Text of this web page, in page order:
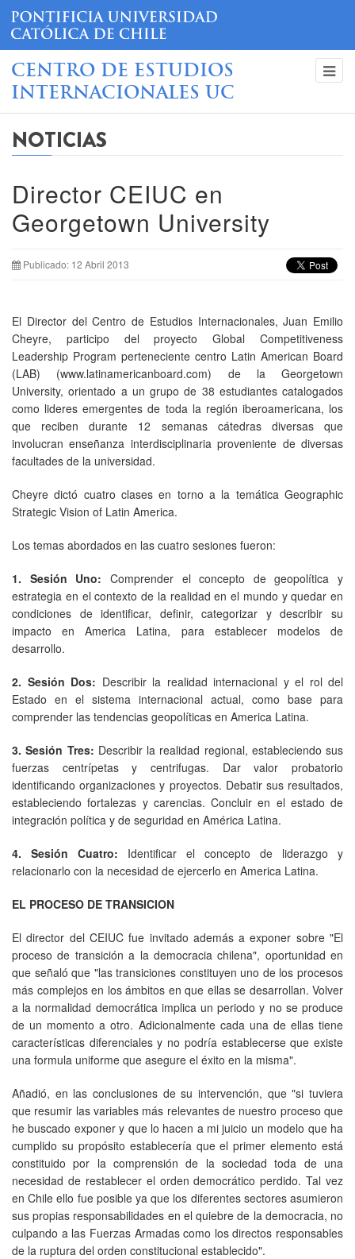
CENTRO DE ESTUDIOS
INTERNACIONALES UC
NOTICIAS
Director CEIUC en
Georgetown University
Publicado: 12 Abril 2013
El Director del Centro de Estudios Internacionales, Juan Emilio
Cheyre, participo del proyecto Global Competitiveness
Leadership Program perteneciente centro Latin American Board
(LAB) (www.latinamericanboard.com) de la Georgetown
University, orientado a un grupo de 38 estudiantes catalogados
como lideres emergentes de toda la región iberoamericana, los
que reciben durante 12 semanas cátedras diversas que
involucran enseñanza interdisciplinaria proveniente de diversas
facultades de la universidad.
Cheyre dictó cuatro clases en torno a la temática Geographic
Strategic Vision of Latin America.
Los temas abordados en las cuatro sesiones fueron:
1. Sesión Uno: Comprender el concepto de geopolítica y
estrategia en el contexto de la realidad en el mundo y quedar en
condiciones de identificar, definir, categorizar y describir su
impacto en America Latina, para establecer modelos de
desarrollo.
2. Sesión Dos: Describir la realidad internacional y el rol del
Estado en el sistema internacional actual, como base para
comprender las tendencias geopolíticas en America Latina.
3. Sesión Tres: Describir la realidad regional, estableciendo sus
fuerzas centrípetas y centrifugas. Dar valor probatorio
identificando organizaciones y proyectos. Debatir sus resultados,
estableciendo fortalezas y carencias. Concluir en el estado de
integración política y de seguridad en América Latina.
4. Sesión Cuatro: Identificar el concepto de liderazgo y
relacionarlo con la necesidad de ejercerlo en America Latina.
EL PROCESO DE TRANSICION
El director del CEIUC fue invitado además a exponer sobre "El
proceso de transición a la democracia chilena", oportunidad en
que señaló que "las transiciones constituyen uno de los procesos
más complejos en los ámbitos en que ellas se desarrollan. Volver
a la normalidad democrática implica un periodo y no se produce
de un momento a otro. Adicionalmente cada una de ellas tiene
características diferenciales y no podría establecerse que existe
una formula uniforme que asegure el éxito en la misma".
Añadió, en las conclusiones de su intervención, que "si tuviera
que resumir las variables más relevantes de nuestro proceso que
he buscado exponer y que lo hacen a mi juicio un modelo que ha
cumplido su propósito establecería que el primer elemento está
constituido por la comprensión de la sociedad toda de una
necesidad de restablecer el orden democrático perdido. Tal vez
en Chile ello fue posible ya que los diferentes sectores asumieron
sus propias responsabilidades en el quiebre de la democracia, no
culpando a las Fuerzas Armadas como los directos responsables
de la ruptura del orden constitucional establecido".